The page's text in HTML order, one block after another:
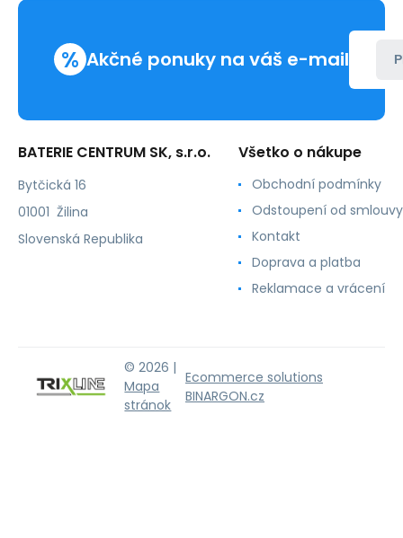
% Akčné ponuky na váš e-mail
BATERIE CENTRUM SK, s.r.o.
Bytčická 16
01001 Žilina
Slovenská Republika
Všetko o nákupe
Obchodní podmínky
Odstoupení od smlouvy
Kontakt
Doprava a platba
Reklamace a vrácení
© 2026 |
Mapa
stránok
Ecommerce solutions
BINARGON.cz